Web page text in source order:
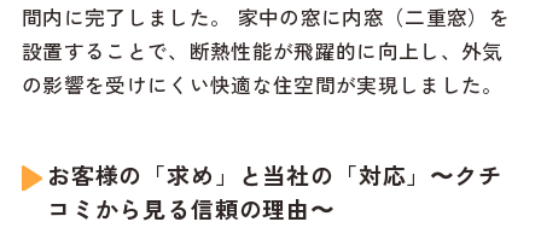
間内に完了しました。 家中の窓に内窓（二重窓）を
設置することで、断熱性能が飛躍的に向上し、外気
の影響を受けにくい快適な住空間が実現しました。
お客様の「求め」と当社の「対応」〜クチ
コミから見る信頼の理由〜